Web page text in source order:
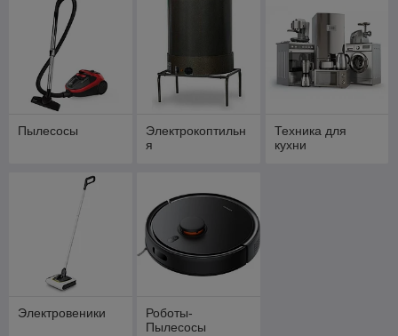
Пылесосы
Электрокоптильн
я
Техника для
кухни
Электровеники
Роботы-
Пылесосы